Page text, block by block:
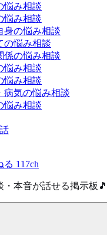
悩み相談
悩み相談
身の悩み相談
の悩み相談
係の悩み相談
悩み相談
悩み相談
病気の悩み相談
悩み相談
・本音が話せる掲示板🎵